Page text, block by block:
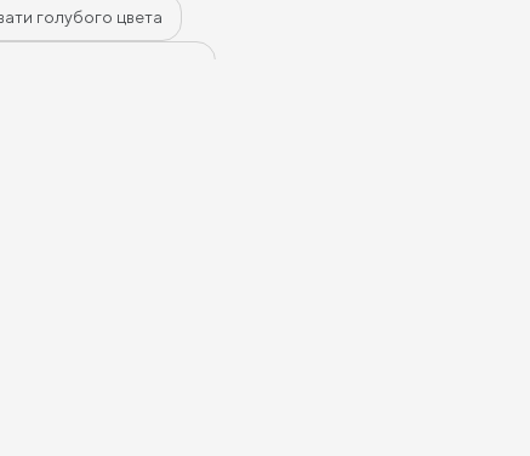
голубого цвета